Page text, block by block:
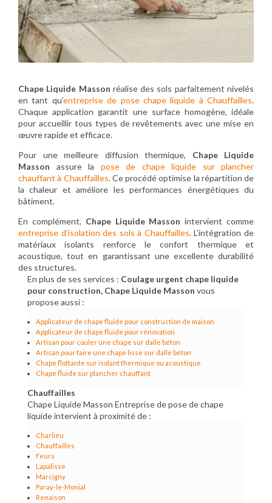
Chape Liquide Masson réalise des sols parfaitement nivelés
en tant qu’entreprise de pose chape liquide à Chauffailles.
Chaque application garantit une surface homogène, idéale
pour accueillir tous types de revêtements avec une mise en
œuvre rapide et efficace.
Pour une meilleure diffusion thermique, Chape Liquide
Masson assure la pose de chape liquide sur plancher
chauffant à Chauffailles. Ce procédé optimise la répartition de
la chaleur et améliore les performances énergétiques du
bâtiment.
En complément, Chape Liquide Masson intervient comme
entreprise d’isolation des sols à Chauffailles. L’intégration de
matériaux isolants renforce le confort thermique et
acoustique, tout en garantissant une excellente durabilité
des structures.
En plus de ses services : Coulage urgent chape liquide
pour construction, Chape Liquide Masson vous
propose aussi :
Applicateur de chape fluide pour construction de maison
Applicateur de chape fluide pour rénovation
Artisan pour couler une chape sur dalle béton
Artisan pour faire une chape lisse sur dalle béton
Chape flottante sur isolant thermique ou acoustique
Chape fluide sur plancher chauffant
Chauffailles
Chape Liquide Masson Entreprise de pose de chape
liquide intervient à proximité de :
Charlieu
Chauffailles
Feurs
Lapalisse
Marcigny
Paray-le-Monial
Renaison